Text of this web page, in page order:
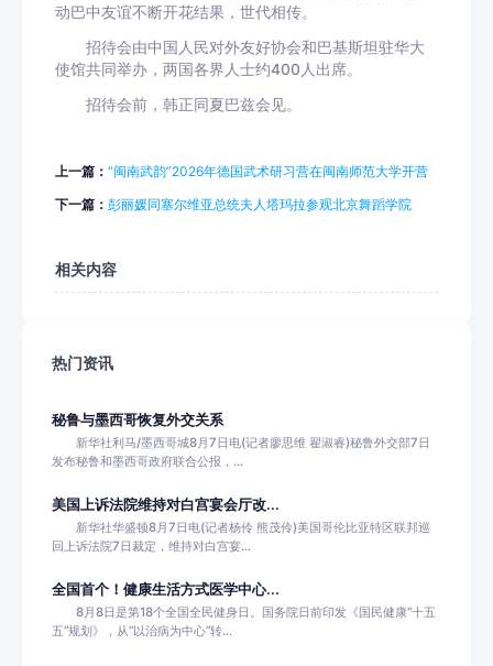
动巴中友谊不断开花结果，世代相传。
招待会由中国人民对外友好协会和巴基斯坦驻华大
使馆共同举办，两国各界人士约400人出席。
招待会前，韩正同夏巴兹会见。
上一篇： “闽南武韵”2026年德国武术研习营在闽南师范大学开营
下一篇： 彭丽媛同塞尔维亚总统夫人塔玛拉参观北京舞蹈学院
相关内容
热门资讯
秘鲁与墨西哥恢复外交关系
新华社利马/墨西哥城8月7日电(记者廖思维 翟淑睿)秘鲁外交部7日
发布秘鲁和墨西哥政府联合公报，...
美国上诉法院维持对白宫宴会厅改...
新华社华盛顿8月7日电(记者杨伶 熊茂伶)美国哥伦比亚特区联邦巡
回上诉法院7日裁定，维持对白宫宴...
全国首个！健康生活方式医学中心...
8月8日是第18个全国全民健身日。国务院日前印发《国民健康“十五
五”规划》，从“以治病为中心”转...